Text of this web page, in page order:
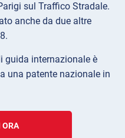
sul Traffico Stradale.
anche da due altre
guida internazionale è
una patente nazionale in
ORA